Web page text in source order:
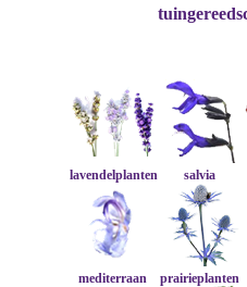
lavendelplanten salvia
mediterraan prairieplanten